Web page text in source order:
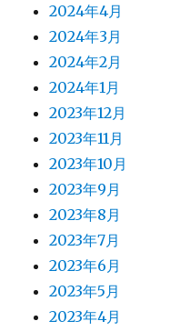
2024年4月
2024年3月
2024年2月
2024年1月
2023年12月
2023年11月
2023年10月
2023年9月
2023年8月
2023年7月
2023年6月
2023年5月
2023年4月